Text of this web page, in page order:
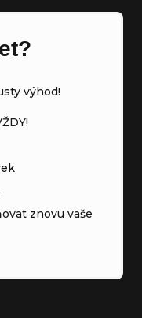
výhod!
znovu vaše